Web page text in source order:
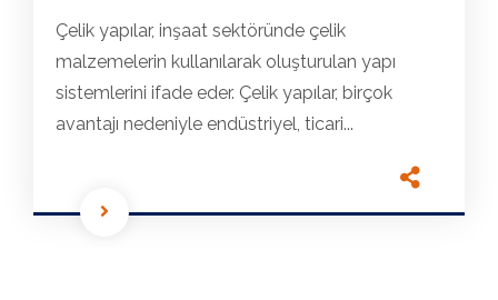
Çelik yapılar, inşaat sektöründe çelik
malzemelerin kullanılarak oluşturulan yapı
sistemlerini ifade eder. Çelik yapılar, birçok
avantajı nedeniyle endüstriyel, ticari...